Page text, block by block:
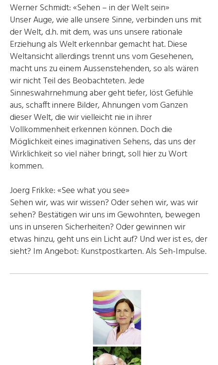
Werner Schmidt: «Sehen – in der Welt sein»
Unser Auge, wie alle unsere Sinne, verbinden uns mit
der Welt, d.h. mit dem, was uns unsere rationale
Erziehung als Welt erkennbar gemacht hat. Diese
Weltansicht allerdings trennt uns vom Gesehenen,
macht uns zu einem Aussenstehenden, so als wären
wir nicht Teil des Beobachteten. Jede
Sinneswahrnehmung aber geht tiefer, löst Gefühle
aus, schafft innere Bilder, Ahnungen vom Ganzen
dieser Welt, die wir vielleicht nie in ihrer
Vollkommenheit erkennen können. Doch die
Möglichkeit eines imaginativen Sehens, das uns der
Wirklichkeit so viel näher bringt, soll hier zu Wort
kommen.
Joerg Frikke: «See what you see»
Sehen wir, was wir wissen? Oder sehen wir, was wir
sehen? Bestätigen wir uns im Gewohnten, bewegen
uns in unseren Sicherheiten? Oder gewinnen wir
etwas hinzu, geht uns ein Licht auf? Und wer ist es, der
sieht? Im Angebot: Kunstpostkarten. Als Seh-Impulse.